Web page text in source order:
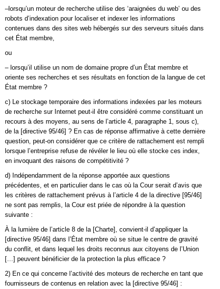
–lorsqu’un moteur de recherche utilise des ‘araignées du web’ ou des
robots d’indexation pour localiser et indexer les informations
contenues dans des sites web hébergés sur des serveurs situés dans
cet État membre,
ou
– lorsqu’il utilise un nom de domaine propre d’un État membre et
oriente ses recherches et ses résultats en fonction de la langue de cet
État membre ?
c) Le stockage temporaire des informations indexées par les moteurs
de recherche sur Internet peut-il être considéré comme constituant un
recours à des moyens, au sens de l’article 4, paragraphe 1, sous c),
de la [directive 95/46] ? En cas de réponse affirmative à cette dernière
question, peut-on considérer que ce critère de rattachement est rempli
lorsque l’entreprise refuse de révéler le lieu où elle stocke ces index,
en invoquant des raisons de compétitivité ?
d) Indépendamment de la réponse apportée aux questions
précédentes, et en particulier dans le cas où la Cour serait d’avis que
les critères de rattachement prévus à l’article 4 de la directive [95/46]
ne sont pas remplis, la Cour est priée de répondre à la question
suivante :
À la lumière de l’article 8 de la [Charte], convient-il d’appliquer la
[directive 95/46] dans l’État membre où se situe le centre de gravité
du conflit, et dans lequel les droits reconnus aux citoyens de l’Union
[…] peuvent bénéficier de la protection la plus efficace ?
2) En ce qui concerne l’activité des moteurs de recherche en tant que
fournisseurs de contenus en relation avec la [directive 95/46] :